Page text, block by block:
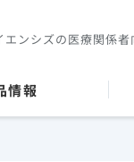
エンシズの医療関係者
情報